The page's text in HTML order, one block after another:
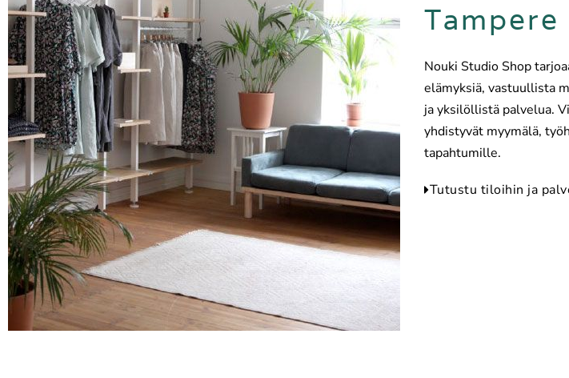
Tampere
Nouki Studio Shop
elämyksiä, vastuullista
ja yksilöllistä palvelua.
yhdistyvät myymälä,
tapahtumille.
Tutustu tiloihin ja